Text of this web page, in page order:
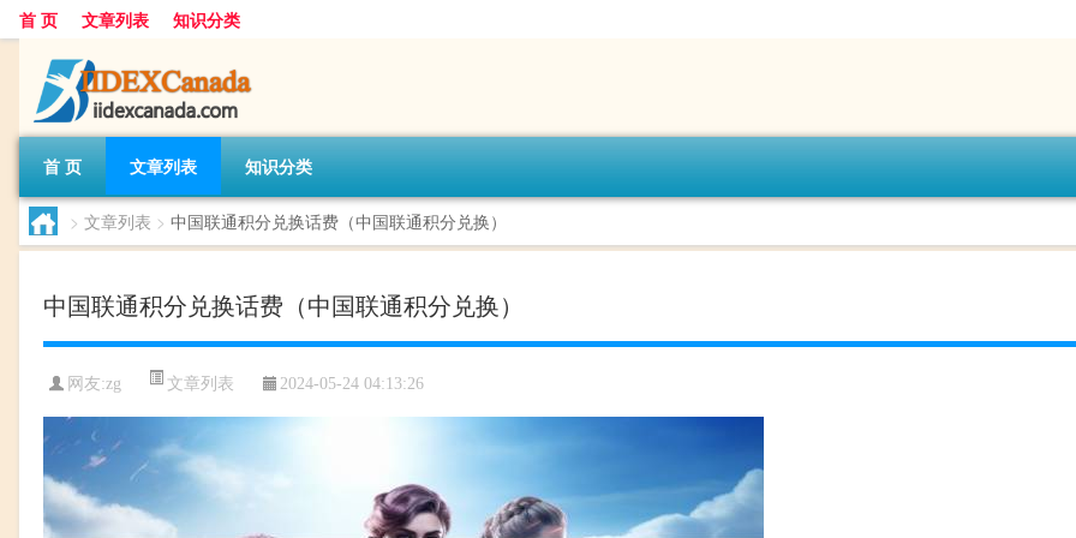
首 页 文章列表 知识分类
首 页 文章列表 知识分类
> 文章列表 > 中国联通积分兑换话费（中国联通积分兑换）
中国联通积分兑换话费（中国联通积分兑换）
网友:zg 文章列表 2024-05-24 04:13:26